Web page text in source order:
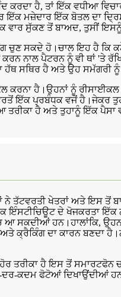
ਕਰਦਾ ਹੈ, ਤਾਂ ਇੱਕ ਵਧੀਆ
ਮਜ਼ੇਦਾਰ ਇੱਕ ਬੋਤਲ ਦਾ
ਸੁੱਕਣ ਤੋਂ ਬਾਅਦ, ਤੁਸੀਂ ਇਸਨੂੰ
ਚੁਣ ਸਕਦੇ ਹੋ।ਚਾਲ ਇਹ ਹੈ ਕਿ
ਨਾਲ ਪੈਟਰਨ ਨੂੰ ਵੀ ਥਾਂ
ਸਥਿਰ ਹੈ ਅਤੇ ਉਹ ਸਮੱਗਰੀ ਨੂੰ
ਕਰਨਾ ਹੈ।ਉਹਨਾਂ ਨੂੰ
ਇੱਕ ਪ੍ਰਬੰਧਕ ਵਜੋਂ ਹੈ।ਜੇਕਰ
ਹੈ ਅਤੇ ਤੁਹਾਨੂੰ ਇੱਕ ਪੈਸਾ
ਨੇ ਤੱਟਵਰਤੀ ਖੇਤਰਾਂ ਅਤੇ ਇਸ
ਇੰਸਟੀਚਿਊਟ ਦੇ ਖੋਜਕਰਤਾ ਇੱਕ
ਸਕਦੀਆਂ ਹਨ।ਹਾਲਾਂਕਿ,
ਕ੍ਰੈਕਿੰਗ ਦਾ ਕਾਰਨ ਬਣਦਾ
ਹੋਰ ਤਰੀਕਾ ਹੈ ਇਸ ਤੋਂ
ਕਦਮ ਫੋਟੋਆਂ ਦਿਖਾਉਂਦੀਆਂ ਹਨ